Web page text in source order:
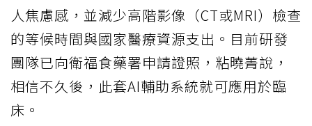
人焦慮感，並減少高階影像（CT或MRI）檢查
的等候時間與國家醫療資源支出。目前研發
團隊已向衛福食藥署申請證照，粘曉菁說，
相信不久後，此套AI輔助系統就可應用於臨
床。